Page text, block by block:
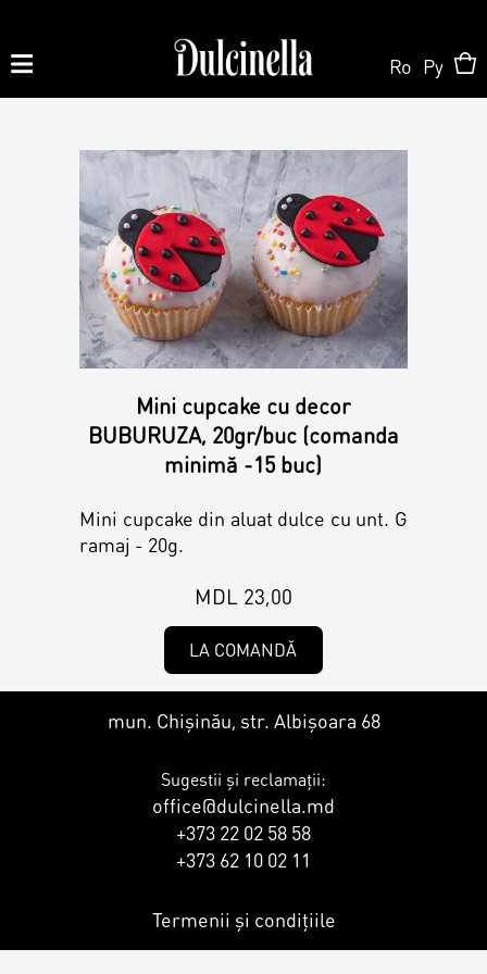
062 10 02 11|060 02 58 58
Order
Order
Personalized Cake
Candy Bar
Shop Online
Pastry
Cake (Slice)
Dessert
Croissants & muffins
About us
Ro Ру
Mini cupcake cu decor
BUBURUZA, 20gr/buc (comanda
minimă -15 buc)
Mini cupcake din aluat dulce cu unt. G
ramaj - 20g.
MDL 23,00
LA COMANDĂ
mun. Chișinău, str. Albișoara 68
Sugestii și reclamații:
office@dulcinella.md
+373 22 02 58 58
+373 62 10 02 11
Termenii și condițiile